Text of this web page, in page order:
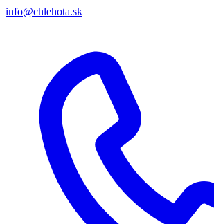
info@chlehota.sk